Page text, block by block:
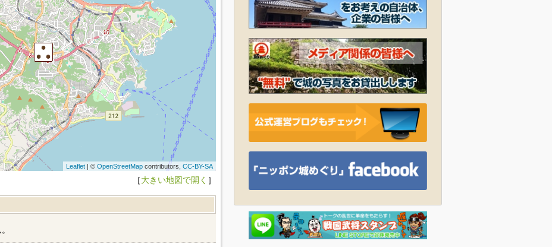
Leaflet| © OpenStreetMapcontributors, CC-BY-SA
［大きい地図で開く ］